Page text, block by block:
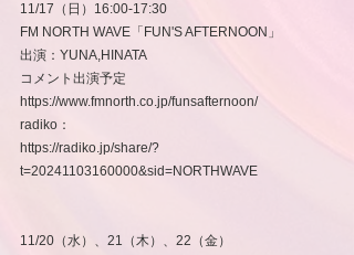
11/17（日）16:00-17:30
FM NORTH WAVE「FUN'S AFTERNOON」
出演：YUNA,HINATA
コメント出演予定
https://www.fmnorth.co.jp/funsafternoon/
radiko：
https://radiko.jp/share/?
t=20241103160000&sid=NORTHWAVE
11/20（水）、21（木）、22（金）